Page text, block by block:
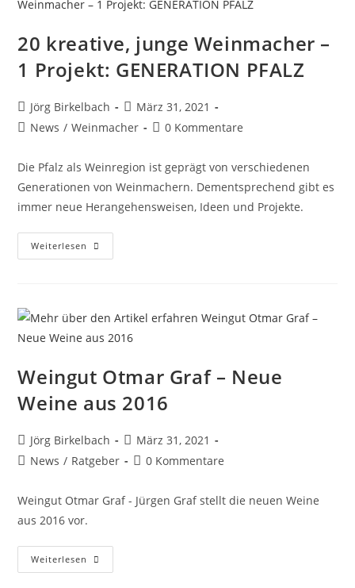
20 kreative, junge Weinmacher –
1 Projekt: GENERATION PFALZ
Jörg Birkelbach
März 31, 2021
News / Weinmacher 0 Kommentare
Die Pfalz als Weinregion ist geprägt von verschiedenen
Generationen von Weinmachern. Dementsprechend gibt es
immer neue Herangehensweisen, Ideen und Projekte.
Weiterlesen
Weingut Otmar Graf – Neue
Weine aus 2016
Jörg Birkelbach
März 31, 2021
News / Ratgeber 0 Kommentare
Weingut Otmar Graf - Jürgen Graf stellt die neuen Weine
aus 2016 vor.
Weiterlesen